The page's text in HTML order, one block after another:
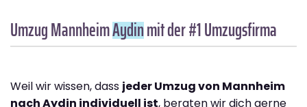
Umzug MannheimAydinmit der #1 Umzugsfirma
Weil wir wissen, dass jeder Umzug von Mannheim
nach Aydin individuell ist, beraten wir dich gerne